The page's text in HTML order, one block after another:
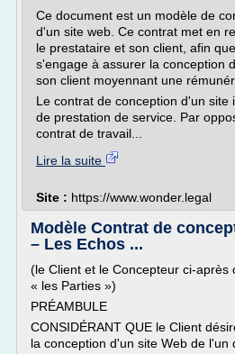
Ce document est un modèle de
d'un site web. Ce contrat met en
le prestataire et son client, afin
s'engage à assurer la conception
son client moyennant une
Le contrat de conception d'un site
de prestation de service. Par
contrat de travail...
Lire la suite
Site : https://www.wonder.legal
Modèle Contrat de
– Les Echos ...
(le Client et le Concepteur ci-après
« les Parties »)
PRÉAMBULE
CONSIDÉRANT QUE le Client
la conception d'un site Web de l'un